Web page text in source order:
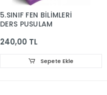
5.SINIF FEN BİLİMLERİ
DERS PUSULAM
240,00 TL
Sepete Ekle